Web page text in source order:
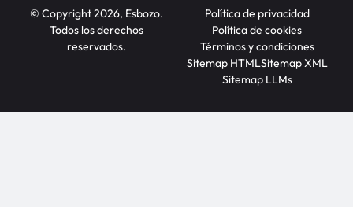
© Copyright 2026, Esbozo.
Todos los derechos
reservados.
Política de privacidad
Política de cookies
Términos y condiciones
Sitemap HTMLSitemap XML
Sitemap LLMs